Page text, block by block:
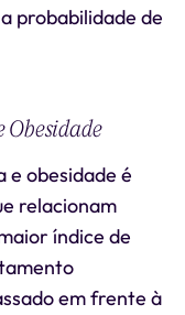
probabilidade de
Obesidade
obesidade é
relacionam
índice de
em frente à